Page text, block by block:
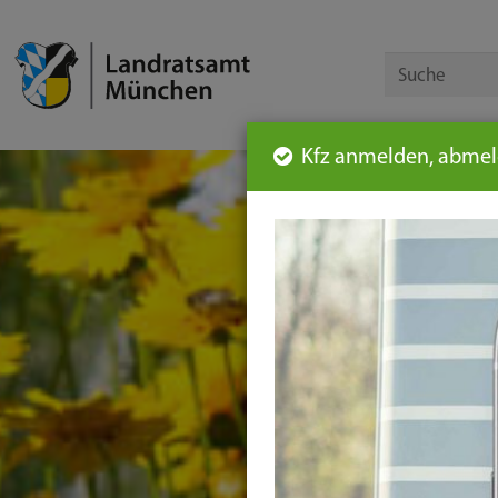
Kfz anmelden,